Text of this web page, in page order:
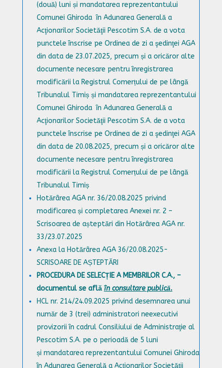
(două) luni și mandatarea reprezentantului
Comunei Ghiroda în Adunarea Generală a
Acţionarilor Societăţii Pescotim S.A. de a vota
punctele înscrise pe Ordinea de zi a şedinţei AGA
din data de 23.07.2025, precum și a oricăror alte
documente necesare pentru înregistrarea
modificării la Registrul Comerțului de pe lângă
Tribunalul Timiș și mandatarea reprezentantului
Comunei Ghiroda în Adunarea Generală a
Acţionarilor Societăţii Pescotim S.A. de a vota
punctele înscrise pe Ordinea de zi a şedinţei AGA
din data de 20.08.2025, precum și a oricăror alte
documente necesare pentru înregistrarea
modificării la Registrul Comerțului de pe lângă
Tribunalul Timiș
Hotărârea AGA nr. 36/20.08.2025 privind
modificarea și completarea Anexei nr. 2 –
Scrisoarea de așteptări din Hotărârea AGA nr.
33/23.07.2025
Anexa la Hotărârea AGA 36/20.08.2025-
SCRISOARE DE AȘTEPTĂRI
PROCEDURA DE SELECȚIE A MEMBRILOR C.A., –
documentul se află în consultare publică.
HCL nr. 214/24.09.2025 privind desemnarea unui
număr de 3 (trei) administratori neexecutivi
provizorii în cadrul Consiliului de Administraţie al
Pescotim S.A. pe o perioadă de 5 luni
și mandatarea reprezentantului Comunei Ghiroda
în Adunarea Generală a Acţionarilor Societăţii